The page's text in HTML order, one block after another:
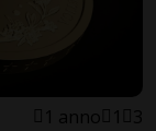
1 anno 1 3